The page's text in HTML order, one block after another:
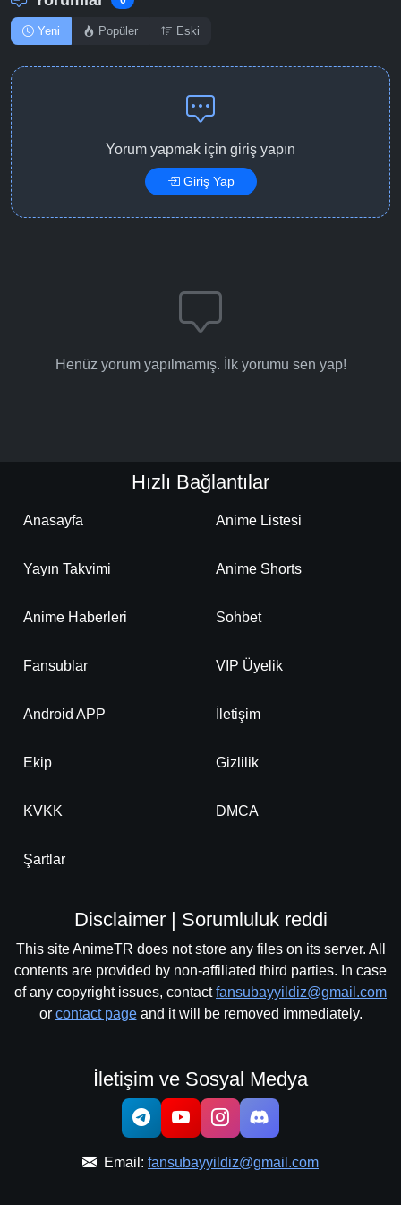
Yeni Popüler Eski
Yorum yapmak için giriş yapın
Giriş Yap
Henüz yorum yapılmamış. İlk yorumu sen yap!
Hızlı Bağlantılar
Anasayfa Anime Listesi
Yayın Takvimi Anime Shorts
Anime Haberleri Sohbet
Fansublar VIP Üyelik
Android APP İletişim
Ekip Gizlilik
KVKK DMCA
Şartlar
Disclaimer | Sorumluluk reddi
This site AnimeTR does not store any files on its server. All
contents are provided by non-affiliated third parties. In case
of any copyright issues, contactfansubayyildiz@gmail.com
or contact pageand it will be removed immediately.
İletişim ve Sosyal Medya
Email: fansubayyildiz@gmail.com